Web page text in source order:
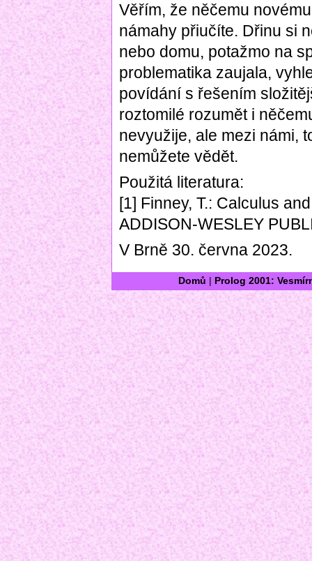
Věřím, že něčemu
námahy přiučíte. Dřinu si
nebo domu, potažmo na
problematika zaujala,
povídání s řešením
roztomilé rozumět i
nevyužije, ale mezi námi,
nemůžete vědět.
Použitá literatura:
[1] Finney, T.: Calculus
ADDISON-WESLEY
V Brně 30. června 2023.
Domů Prolog 2001: